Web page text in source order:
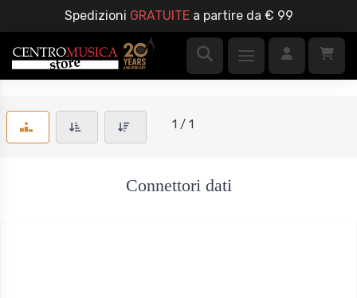
Spedizioni GRATUITEa partire da € 99
1 / 1
Connettori dati